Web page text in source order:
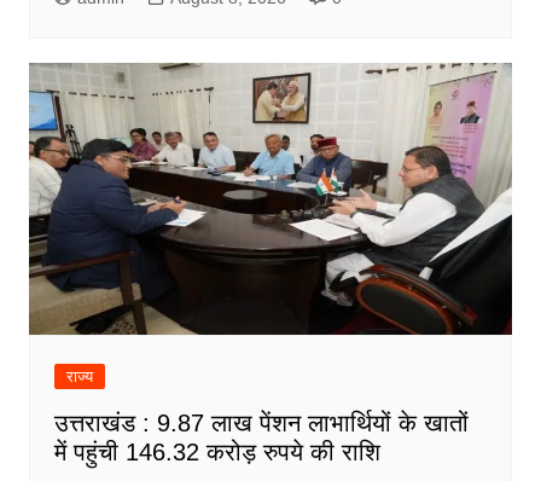
राज्य
उत्तराखंड : 9.87 लाख पेंशन लाभार्थियों के खातों
में पहुंची 146.32 करोड़ रुपये की राशि